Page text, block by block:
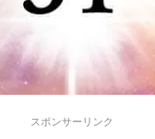
スポンサーリンク